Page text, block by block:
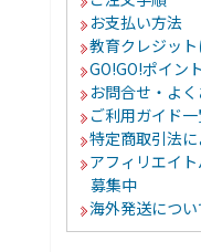
お支払い方法
教育クレジッ
GO!GO!ポイン
お問合せ・よ
ご利用ガイド
特定商取引法
アフィリエイ
募集中
海外発送につい